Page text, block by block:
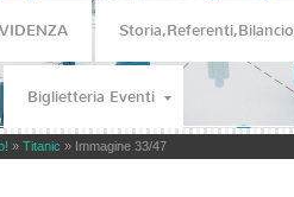
Storia,Referenti,Bilancio
Biglietteria Eventi
» Titanic » Immagine 33/47